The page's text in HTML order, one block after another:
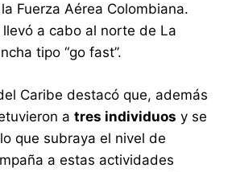
Fuerza Aérea Colombiana.
a cabo al norte de La
tipo “go fast”.
Caribe destacó que, además
a tres individuos y se
que subraya el nivel de
a estas actividades